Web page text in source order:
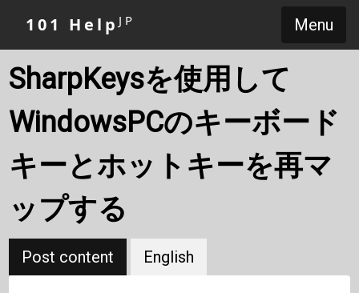
Menu
101 HelpJP
SharpKeysを使用して
WindowsPCのキーボード
キーとホットキーを再マ
ップする
Post content English